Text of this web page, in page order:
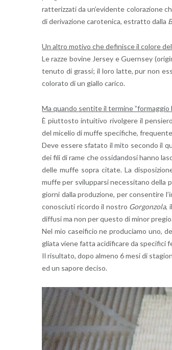
rat­te­riz­za­ti da un’e­vi­den­te co­lo­ra­zio­ne
di de­ri­va­zio­ne ca­ro­te­ni­ca, estrat­to dalla
Un altro mo­ti­vo che de­fi­ni­sce il co­lo­re
Le razze bo­vi­ne Jer­sey e Guern­sey
te­nu­to di gras­si; il loro latte, pur non
co­lo­ra­to di un gial­lo ca­ri­co.
Ma quan­do sen­ti­te il ter­mi­ne ”for­mag­gio
È piut­to­sto in­tui­ti­vo ri­vol­ge­re il pen­sie­ro
del mi­ce­lio di muffe spe­ci­fi­che,
Deve es­se­re sfa­ta­to il mito se­con­do il
dei fili di rame che os­si­dan­do­si hanno
delle muffe sopra ci­ta­te. La
muffe per svi­lup­par­si ne­ces­si­ta­no della
gior­ni dalla pro­du­zio­ne, per con­sen­ti­re
co­no­sciu­ti ri­cor­do il no­stro Gor­gon­zo­la, il
dif­fu­si ma non per que­sto di minor
Nel mio ca­sei­fi­cio ne pro­du­cia­mo uno,
glia­ta viene fatta aci­di­fi­ca­re da spe­ci­fi­ci
Il ri­sul­ta­to, dopo al­me­no 6 mesi di
ed un sa­po­re de­ci­so.